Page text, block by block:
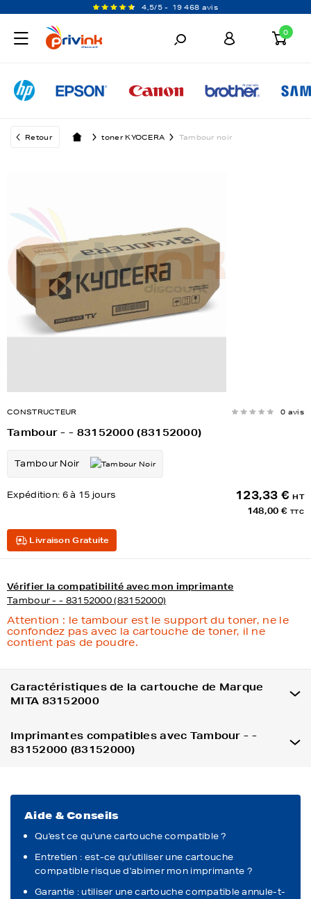
4,5/5 - 19 468 avis
0
Retour toner KYOCERA Tambour noir
CONSTRUCTEUR 0 avis
Tambour - - 83152000 (83152000)
Tambour Noir
Expédition: 6 à 15 jours 123,33 € HT
148,00 € TTC
Livraison Gratuite
Vérifier la compatibilité avec mon imprimante
Tambour - - 83152000 (83152000)
Attention : le tambour est le support du toner, ne le
confondez pas avec la cartouche de toner, il ne
contient pas de poudre.
Caractéristiques de la cartouche de Marque
MITA 83152000
Imprimantes compatibles avec Tambour - -
83152000 (83152000)
Aide & Conseils
Qu'est ce qu'une cartouche compatible ?
Entretien : est-ce qu'utiliser une cartouche
compatible risque d'abimer mon imprimante ?
Garantie : utiliser une cartouche compatible annule-t-